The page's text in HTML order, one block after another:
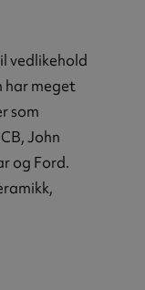
vedlikehold
har meget
som
John
og Ford.